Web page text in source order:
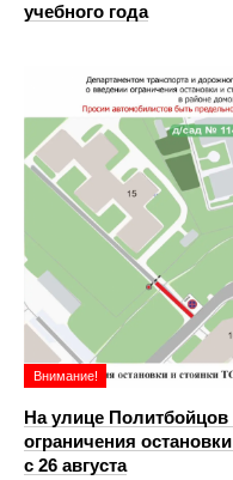
учебного года
Внимание!
На улице
ограничения
с 26 августа